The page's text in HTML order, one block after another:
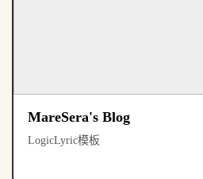
MareSera's Blog
LogicLyric模板